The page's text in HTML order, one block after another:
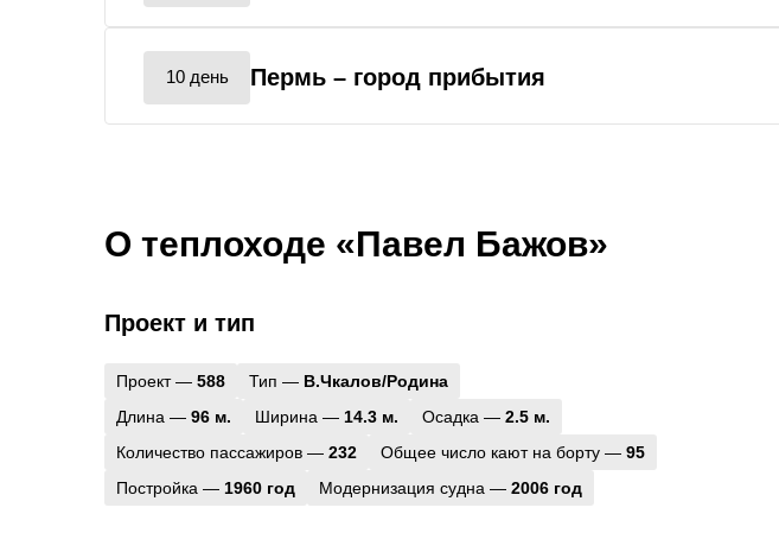
10 день Пермь – город прибытия
О теплоходе «Павел Бажов»
Проект и тип
Проект — 588 Тип — В.Чкалов/Родина
Длина — 96 м. Ширина — 14.3 м. Осадка — 2.5 м.
Количество пассажиров — 232 Общее число кают на борту — 95
Постройка — 1960 год Модернизация судна — 2006 год